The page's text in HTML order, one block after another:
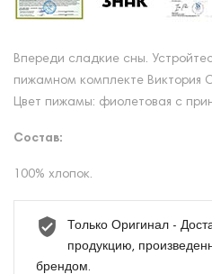
Впереди сладкие сны.
пижамном комплекте Виктория
Цвет пижамы: фиолетовая с
Состав:
100% хлопок.
Только Оригинал -
продукцию,
брендом.